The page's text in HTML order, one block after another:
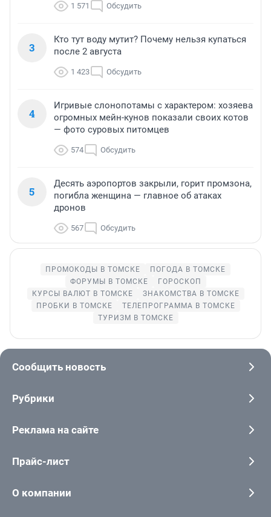
1 571 Обсудить
3
Кто тут воду мутит? Почему нельзя купаться
после 2 августа
1 423 Обсудить
4
Игривые слонопотамы с характером: хозяева
огромных мейн-кунов показали своих котов
— фото суровых питомцев
574 Обсудить
5
Десять аэропортов закрыли, горит промзона,
погибла женщина — главное об атаках
дронов
567 Обсудить
ПРОМОКОДЫ В ТОМСКЕ
ПОГОДА В ТОМСКЕ
ФОРУМЫ В ТОМСКЕ
ГОРОСКОП
КУРСЫ ВАЛЮТ В ТОМСКЕ
ЗНАКОМСТВА В ТОМСКЕ
ПРОБКИ В ТОМСКЕ
ТЕЛЕПРОГРАММА В ТОМСКЕ
ТУРИЗМ В ТОМСКЕ
Сообщить новость
Рубрики
Реклама на сайте
Прайс-лист
О компании